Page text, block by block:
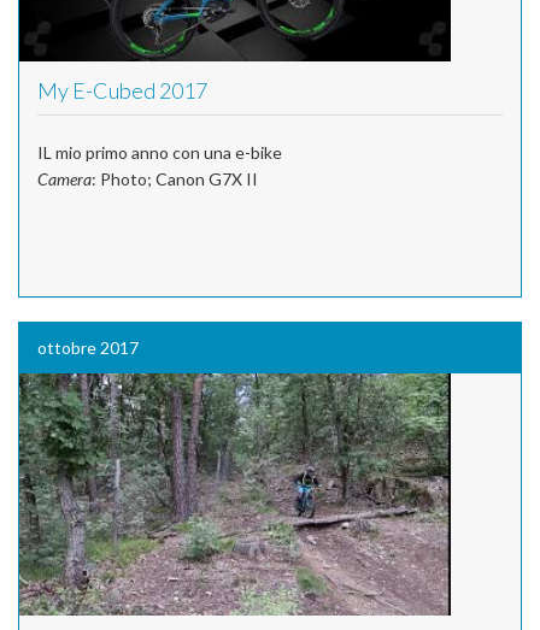
My E-Cubed 2017
IL mio primo anno con una e-bike
Camera: Photo; Canon G7X II
ottobre 2017